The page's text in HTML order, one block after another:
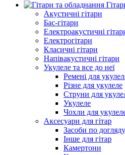
Акустичні гітари
Бас-гітари
Електроакустичні
Електрогітари
Класичні гітари
Напівакустичні гітари
Укулеле та все до неї
Ремені для
Різне для укулеле
Струни для
Укулеле
Чохли для
Аксесуари для гітар
Засоби по догляду
Інше для гітар
Камертони